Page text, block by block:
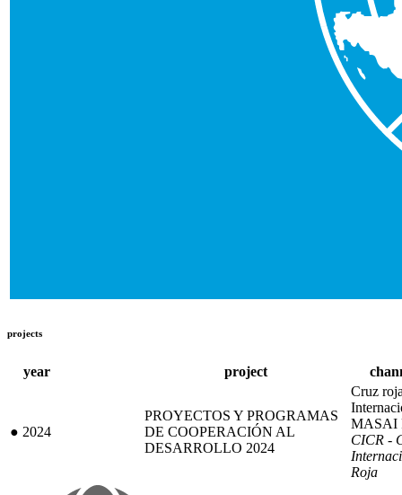
projects
year project
● 2024
PROYECTOS Y PROGRAMAS
DE COOPERACIÓN AL
DESARROLLO 2024
Cruz
MASAI
CICR -
Roja